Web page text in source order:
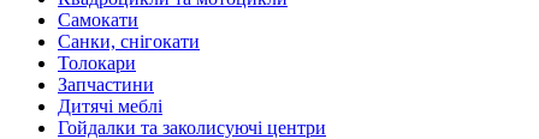
Самокати
Санки, снігокати
Толокари
Запчастини
Дитячі меблі
Гойдалки та заколисуючі центри